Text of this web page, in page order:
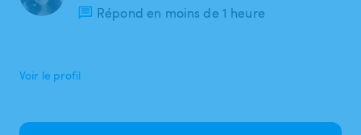
Répond en moins de 1 heure
Voir le profil